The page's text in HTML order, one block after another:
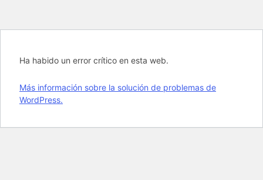
Ha habido un error crítico en esta web.
Más información sobre la solución de problemas de
WordPress.